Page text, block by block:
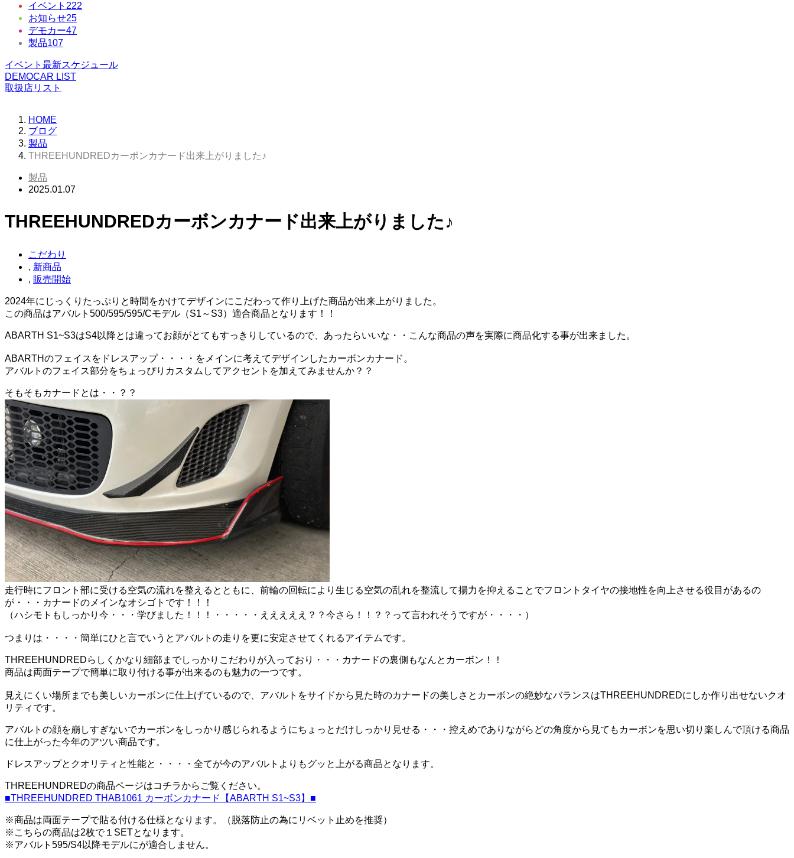
イベント 222
お知らせ25
デモカー47
製品107
イベント最新スケジュール
DEMOCAR LIST
取扱店リスト
HOME
ブログ
製品
THREEHUNDREDカーボンカナード出来上がりました♪
製品
2025.01.07
THREEHUNDREDカーボンカナード出来上がりました♪
こだわり
, 新商品
, 販売開始
2024年にじっくりたっぷりと時間をかけてデザインにこだわって作り上げた商品が出来上がりました。
この商品はアバルト500/595/595/Cモデル（S1～S3）適合商品となります！！
ABARTH S1~S3はS4以降とは違ってお顔がとてもすっきりしているので、あったらいいな・・こんな商品の声を実際に商品化する事が出来ました。
ABARTHのフェイスをドレスアップ・・・・をメインに考えてデザインしたカーボンカナード。
アバルトのフェイス部分をちょっぴりカスタムしてアクセントを加えてみませんか？？
そもそもカナードとは・・？？
走行時にフロント部に受ける空気の流れを整えるとともに、前輪の回転により生じる空気の乱れを整流して揚力を抑えることでフロントタイヤの接地性を向上させる役目があるの
が・・・カナードのメインなオシゴトです！！！
（ハシモトもしっかり今・・・学びました！！！・・・・・えええええ？？今さら！！？？って言われそうですが・・・・）
つまりは・・・・簡単にひと言でいうとアバルトの走りを更に安定させてくれるアイテムです。
THREEHUNDREDらしくかなり細部までしっかりこだわりが入っており・・・カナードの裏側もなんとカーボン！！
商品は両面テープで簡単に取り付ける事が出来るのも魅力の一つです。
見えにくい場所までも美しいカーボンに仕上げているので、アバルトをサイドから見た時のカナードの美しさとカーボンの絶妙なバランスはTHREEHUNDREDにしか作り出せないクオ
リティです。
アバルトの顔を崩しすぎないでカーボンをしっかり感じられるようにちょっとだけしっかり見せる・・・控えめでありながらどの角度から見てもカーボンを思い切り楽しんで頂ける商品
に仕上がった今年のアツい商品です。
ドレスアップとクオリティと性能と・・・・全てが今のアバルトよりもグッと上がる商品となります。
THREEHUNDREDの商品ページはコチラからご覧ください。
■THREEHUNDRED THAB1061 カーボンカナード【ABARTH S1~S3】■
※商品は両面テープで貼る付ける仕様となります。（脱落防止の為にリベット止めを推奨）
※こちらの商品は2枚で１SETとなります。
※アバルト595/S4以降モデルにが適合しません。